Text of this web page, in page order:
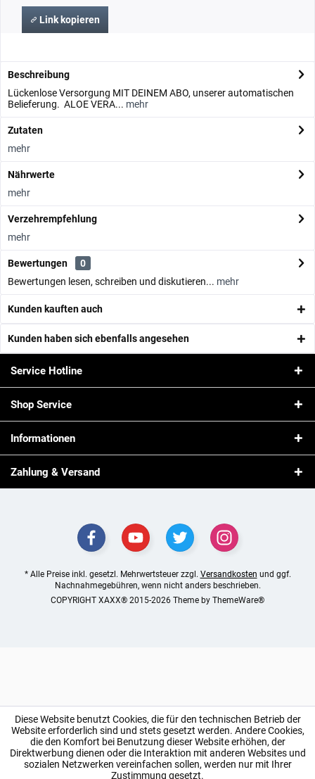
Link kopieren
Beschreibung
Lückenlose Versorgung MIT DEINEM ABO, unserer automatischen
Belieferung. ALOE VERA... mehr
Zutaten
mehr
Nährwerte
mehr
Verzehrempfehlung
mehr
Bewertungen
0
Bewertungen lesen, schreiben und diskutieren... mehr
Kunden kauften auch
Kunden haben sich ebenfalls angesehen
Service Hotline
Shop Service
Informationen
Zahlung & Versand
* Alle Preise inkl. gesetzl. Mehrwertsteuer zzgl. Versandkosten und ggf.
Nachnahmegebühren, wenn nicht anders beschrieben.
COPYRIGHT XAXX® 2015-2026 Theme by ThemeWare®
Diese Website benutzt Cookies, die für den technischen Betrieb der
Website erforderlich sind und stets gesetzt werden. Andere Cookies,
die den Komfort bei Benutzung dieser Website erhöhen, der
Direktwerbung dienen oder die Interaktion mit anderen Websites und
sozialen Netzwerken vereinfachen sollen, werden nur mit Ihrer
Zustimmung gesetzt.